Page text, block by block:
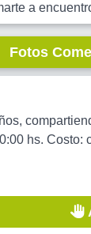
a
Fotos
hs. Costo: